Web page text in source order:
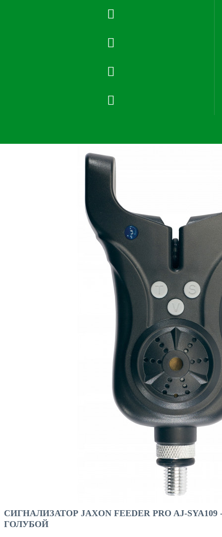
СИГНАЛИЗАТОР JAXON FEEDER PRO AJ-SYA109
ГОЛУБОЙ